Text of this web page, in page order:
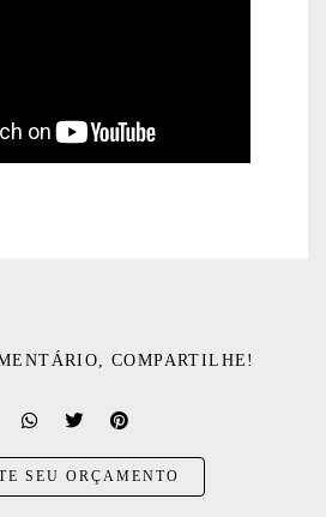
COMPARTILHE!
SEU ORÇAMENTO